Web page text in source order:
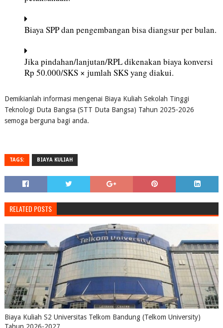
Biaya SPP dan pengembangan bisa diangsur per bulan.
Jika pindahan/lanjutan/RPL dikenakan biaya konversi
Rp 50.000/SKS × jumlah SKS yang diakui.
Demikianlah informasi mengenai Biaya Kuliah Sekolah Tinggi
Teknologi Duta Bangsa (STT Duta Bangsa) Tahun 2025-2026
semoga berguna bagi anda.
TAGS: BIAYA KULIAH
RELATED POSTS
Biaya Kuliah S2 Universitas Telkom Bandung (Telkom University)